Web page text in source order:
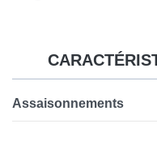
Assaisonnements